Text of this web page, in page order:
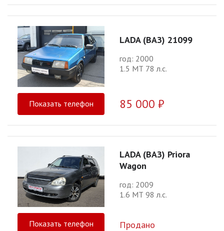
LADA (ВАЗ) 21099
год: 2000
1.5 МТ 78 л.с.
Показать телефон 85 000 ₽
LADA (ВАЗ) Priora
Wagon
год: 2009
1.6 МТ 98 л.с.
Показать телефон Продано